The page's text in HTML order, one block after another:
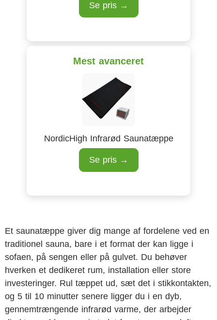
Se pris →
Mest avanceret
NordicHigh Infrarød Saunatæppe
Se pris →
Et saunatæppe giver dig mange af fordelene ved en
traditionel sauna, bare i et format der kan ligge i
sofaen, på sengen eller på gulvet. Du behøver
hverken et dedikeret rum, installation eller store
investeringer. Rul tæppet ud, sæt det i stikkontakten,
og 5 til 10 minutter senere ligger du i en dyb,
gennemtrængende infrarød varme, der arbejder